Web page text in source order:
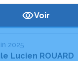
Voir
2025
Lucien ROUARD